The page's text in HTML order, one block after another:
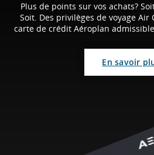
Plus de points sur vos achats?
Soit. Des privilèges de voyage Air
carte de crédit Aéroplan
En savoir